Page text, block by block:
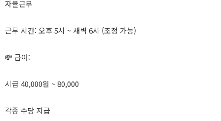
자율근무
근무 시간: 오후 5시 ~ 새벽 6시 (조정 가능)
💸 급여:
시급 40,000원 ~ 80,000
각종 수당 지급